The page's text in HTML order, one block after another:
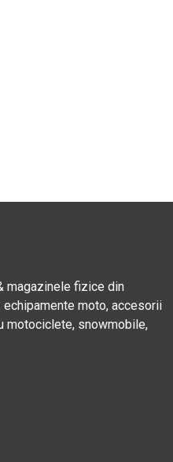
magazinele fizice din
moto, accesorii
motociclete, snowmobile,